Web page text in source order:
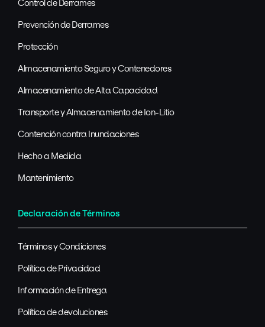
Control de Derrames
Prevención de Derrames
Protección
Almacenamiento Seguro y Contenedores
Almacenamiento de Alta Capacidad
Transporte y Almacenamiento de Ion-Litio
Contención contra Inundaciones
Hecho a Medida
Mantenimiento
Declaración de Términos
Términos y Condiciones
Política de Privacidad
Información de Entrega
Política de devoluciones